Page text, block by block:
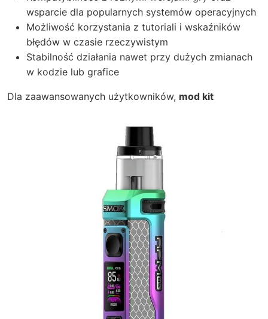
wsparcie dla popularnych systemów operacyjnych
Możliwość korzystania z tutoriali i wskaźników
błędów w czasie rzeczywistym
Stabilność działania nawet przy dużych zmianach
w kodzie lub grafice
Dla zaawansowanych użytkowników, mod kit